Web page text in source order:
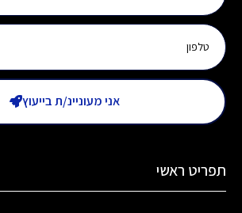
אני מעוניינ/ת בייעוץ
תפריט ראשי